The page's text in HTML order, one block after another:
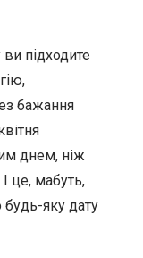
підходите
бажання
днем, ніж
це, мабуть,
яку дату